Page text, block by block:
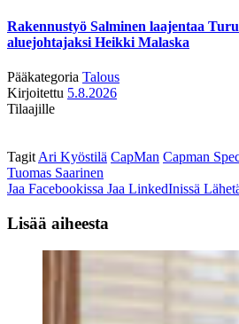
Rakennustyö Salminen laajentaa
aluejohtajaksi Heikki Malaska
Pääkategoria Talous
Kirjoitettu 5.8.2026
Tilaajille
Tagit Ari Kyöstilä CapMan Capman
Tuomas Saarinen
Jaa Facebookissa Jaa LinkedInissä
Lisää aiheesta